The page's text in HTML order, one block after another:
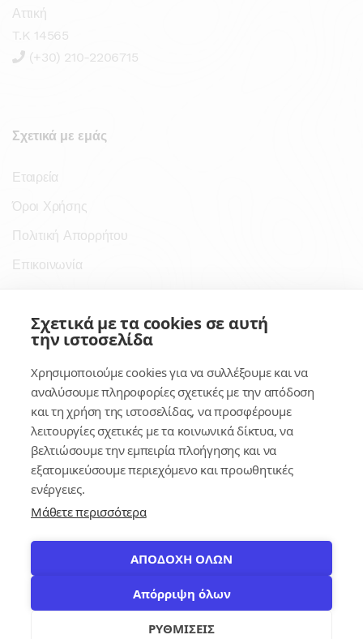
Αττική
T.K 14565
(+30) 210-2206715
Σχετικά με εμάς
Εταιρεία
Όροι Χρήσης
Πολιτική Απορρήτου
Επικοινωνία
Σύνδεσμοι
Κέντρο Γνώσης
Πλατφόρμα
Εγγραφή
Για δημοσίους υπαλλήλους
contracts.grΜε επιφύλαξη παντός δικαιώματος.
settings
Σχετικά με τα cookies σε αυτή
την ιστοσελίδα
Χρησιμοποιούμε cookies για να συλλέξουμε και να
αναλύσουμε πληροφορίες σχετικές με την απόδοση
και τη χρήση της ιστοσελίδας, να προσφέρουμε
λειτουργίες σχετικές με τα κοινωνικά δίκτυα, να
βελτιώσουμε την εμπειρία πλοήγησης και να
εξατομικεύσουμε περιεχόμενο και προωθητικές
ενέργειες.
Μάθετε περισσότερα
ΑΠΟΔΟΧΗ ΟΛΩΝ
Απόρριψη όλων
ΡΥΘΜΙΣΕΙΣ